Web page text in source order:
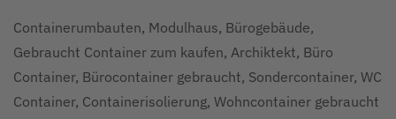
Containerumbauten, Modulhaus, Bürogebäude,
Gebraucht Container zum kaufen, Archiktekt, Büro
Container, Bürocontainer gebraucht, Sondercontainer, WC
Container, Containerisolierung, Wohncontainer gebraucht